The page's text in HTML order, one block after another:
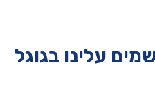
עלינו בגוגל